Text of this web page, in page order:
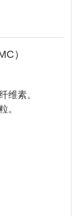
）
维素。
。